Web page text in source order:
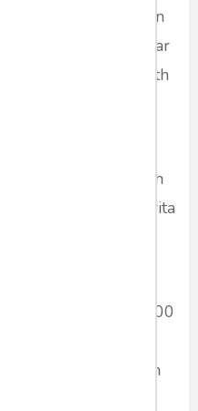
cek ke lapangan
lemah sekadar
kaidah ‘cover both
- cenderung
Mereka sudah
menulis judul berita
mengumpulkan
adil.
makan gratis 1.000
makan basi lauk
dan pemberitaan
basi itu, bukan